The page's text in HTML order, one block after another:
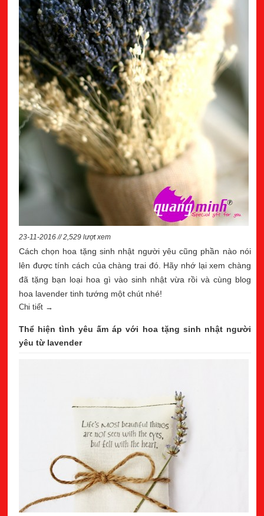
23-11-2016 // 2,529 lượt xem
Cách chọn hoa tặng sinh nhật người yêu cũng phần nào nói
lên được tính cách của chàng trai đó. Hãy nhớ lại xem chàng
đã tặng bạn loại hoa gì vào sinh nhật vừa rồi và cùng blog
hoa lavender tinh tướng một chút nhé!
Chi tiết →
Thể hiện tình yêu ấm áp với hoa tặng sinh nhật người
yêu từ lavender